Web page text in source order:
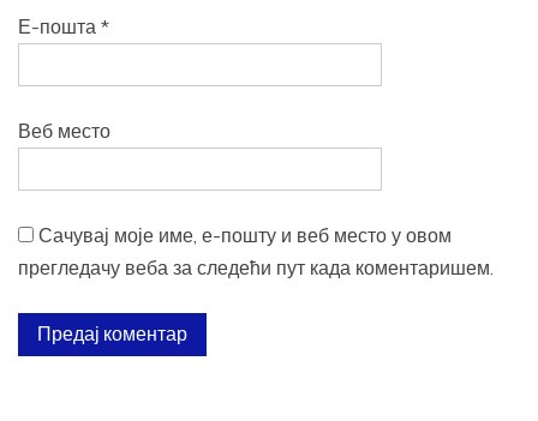
Е-пошта *
Веб место
Сачувај моје име, е-пошту и веб место у овом
прегледачу веба за следећи пут када коментаришем.